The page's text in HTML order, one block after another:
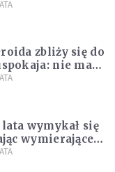
zbliży się do
nie ma
wymykał się
wymierające
popełnił